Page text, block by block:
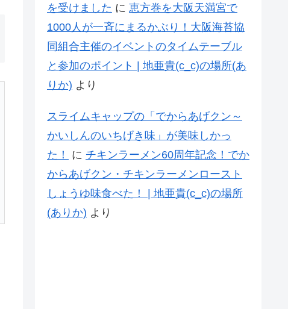
を受けました に 恵方巻を大阪天満宮で
1000人が一斉にまるかぶり！大阪海苔協
同組合主催のイベントのタイムテーブル
と参加のポイント | 地亜貴(c_c)の場所(あ
りか) より
スライムキャップの「でからあげクン～
かいしんのいちげき味」が美味しかっ
た！
に チキンラーメン60周年記念！でか
からあげクン・チキンラーメンロースト
しょうゆ味食べた！ | 地亜貴(c_c)の場所
(ありか) より